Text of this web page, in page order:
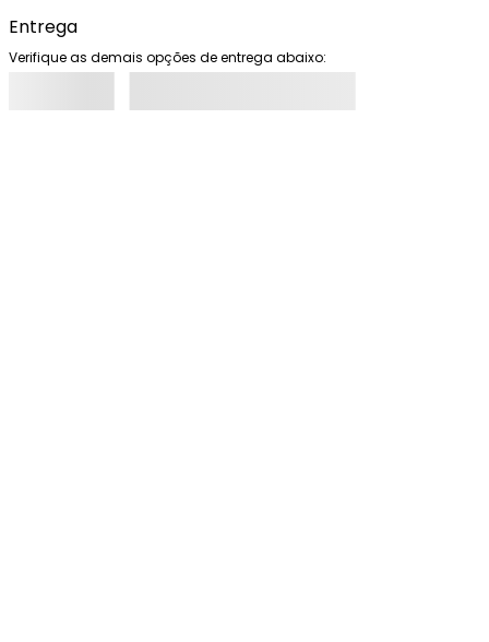
Entrega
Verifique as demais opções de entrega abaixo: